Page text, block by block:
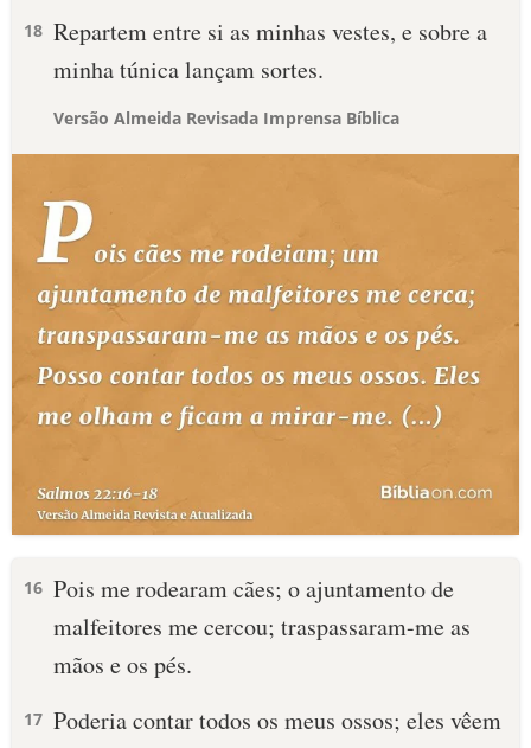
18 Repartem entre si as minhas vestes, e sobre a
minha túnica lançam sortes.
Versão Almeida Revisada Imprensa Bíblica
16 Pois me rodearam cães; o ajuntamento de
malfeitores me cercou; traspassaram-me as
mãos e os pés.
17 Poderia contar todos os meus ossos; eles vêem